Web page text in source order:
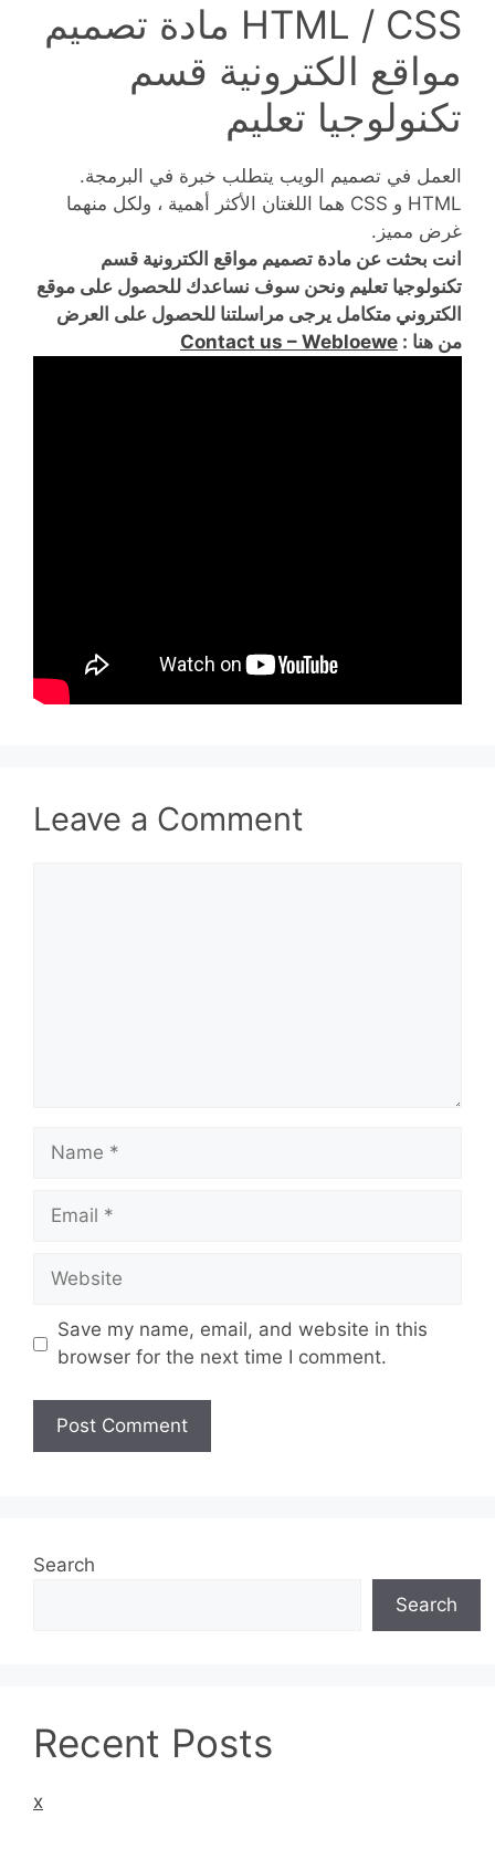
HTML / CSS مادة تصميم
مواقع الكترونية قسم
تكنولوجيا تعليم
العمل في تصميم الويب يتطلب خبرة في البرمجة.
HTML و CSS هما اللغتان الأكثر أهمية ، ولكل منهما
غرض مميز.
انت بحثت عن مادة تصميم مواقع الكترونية قسم
تكنولوجيا تعليم ونحن سوف نساعدك للحصول على موقع
الكتروني متكامل يرجى مراسلتنا للحصول على العرض
من هنا : Contact us – Webloewe
Leave a Comment
Name
Email
Website
Save my name, email, and website in this
browser for the next time I comment.
Search
Search
Recent Posts
x